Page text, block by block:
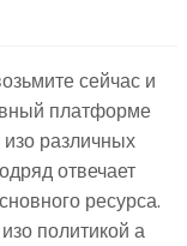
сейчас и
платформе
различных
отвечает
ресурса.
политикой а